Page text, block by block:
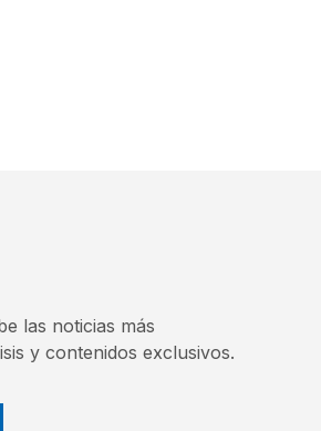
las noticias más
y contenidos exclusivos.